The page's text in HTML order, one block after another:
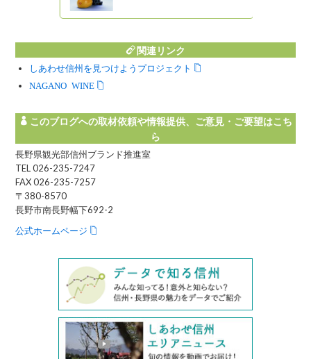
関連リンク
しあわせ信州を見つけようプロジェクト
NAGANO WINE
このブログへの取材依頼や情報提供、ご意見・ご要望はこち
ら
長野県観光部信州ブランド推進室
TEL 026-235-7247
FAX 026-235-7257
〒380-8570
長野市南長野幅下692-2
公式ホームページ